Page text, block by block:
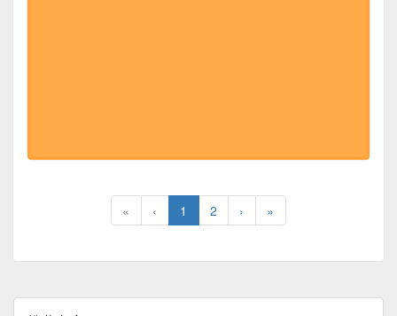
« ‹ 1 2 › »